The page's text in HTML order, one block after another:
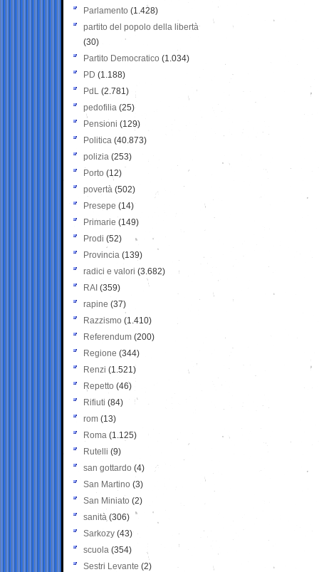
Parlamento (1.428)
partito del popolo della libertà
(30)
Partito Democratico (1.034)
PD (1.188)
PdL (2.781)
pedofilia (25)
Pensioni (129)
Politica (40.873)
polizia (253)
Porto (12)
povertà (502)
Presepe (14)
Primarie (149)
Prodi (52)
Provincia (139)
radici e valori (3.682)
RAI (359)
rapine (37)
Razzismo (1.410)
Referendum (200)
Regione (344)
Renzi (1.521)
Repetto (46)
Rifiuti (84)
rom (13)
Roma (1.125)
Rutelli (9)
san gottardo (4)
San Martino (3)
San Miniato (2)
sanità (306)
Sarkozy (43)
scuola (354)
Sestri Levante (2)